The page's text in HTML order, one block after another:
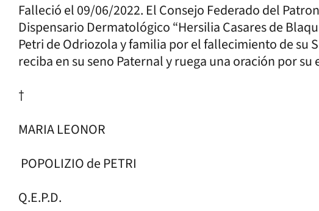
Falleció el 09/06/2022. El Consejo Federado del
Dispensario Dermatológico “Hersilia Casares de
Petri de Odriozola y familia por el fallecimiento de su
reciba en su seno Paternal y ruega una oración por su
†
MARIA LEONOR
POPOLIZIO de PETRI
Q.E.P.D.